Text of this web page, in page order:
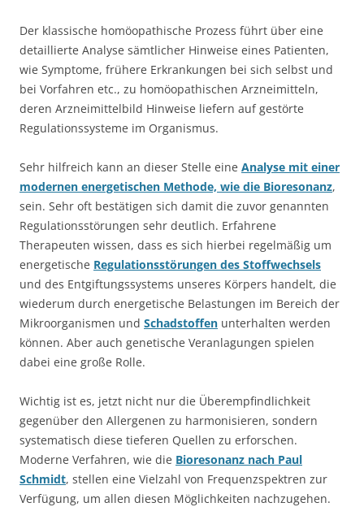
Der klassische homöopathische Prozess führt über eine
detaillierte Analyse sämtlicher Hinweise eines Patienten,
wie Symptome, frühere Erkrankungen bei sich selbst und
bei Vorfahren etc., zu homöopathischen Arzneimitteln,
deren Arzneimittelbild Hinweise liefern auf gestörte
Regulationssysteme im Organismus.
Sehr hilfreich kann an dieser Stelle eine Analyse mit einer
modernen energetischen Methode, wie die Bioresonanz,
sein. Sehr oft bestätigen sich damit die zuvor genannten
Regulationsstörungen sehr deutlich. Erfahrene
Therapeuten wissen, dass es sich hierbei regelmäßig um
energetische Regulationsstörungen des Stoffwechsels
und des Entgiftungssystems unseres Körpers handelt, die
wiederum durch energetische Belastungen im Bereich der
Mikroorganismen und Schadstoffen unterhalten werden
können. Aber auch genetische Veranlagungen spielen
dabei eine große Rolle.
Wichtig ist es, jetzt nicht nur die Überempfindlichkeit
gegenüber den Allergenen zu harmonisieren, sondern
systematisch diese tieferen Quellen zu erforschen.
Moderne Verfahren, wie die Bioresonanz nach Paul
Schmidt, stellen eine Vielzahl von Frequenzspektren zur
Verfügung, um allen diesen Möglichkeiten nachzugehen.